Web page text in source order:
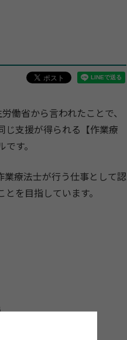
働省から言われたことで、
じ支援が得られる【作業療
す。
療法士が行う仕事として認
を目指しています。